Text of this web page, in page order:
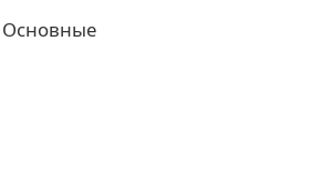
Основные